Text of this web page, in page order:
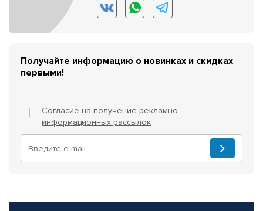
Получайте информацию о новинках и скидках
первыми!
Согласие на получение рекламно-
информационных рассылок